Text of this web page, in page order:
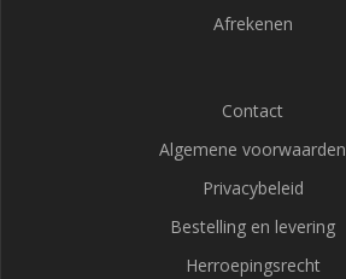
Afrekenen
Contact
Algemene voorwaarden
Privacybeleid
Bestelling en levering
Herroepingsrecht